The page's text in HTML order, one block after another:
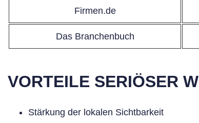
Firmen.de
Das Branchenbuch
VORTEILE SERIÖSER
Stärkung der lokalen Sichtbarkeit